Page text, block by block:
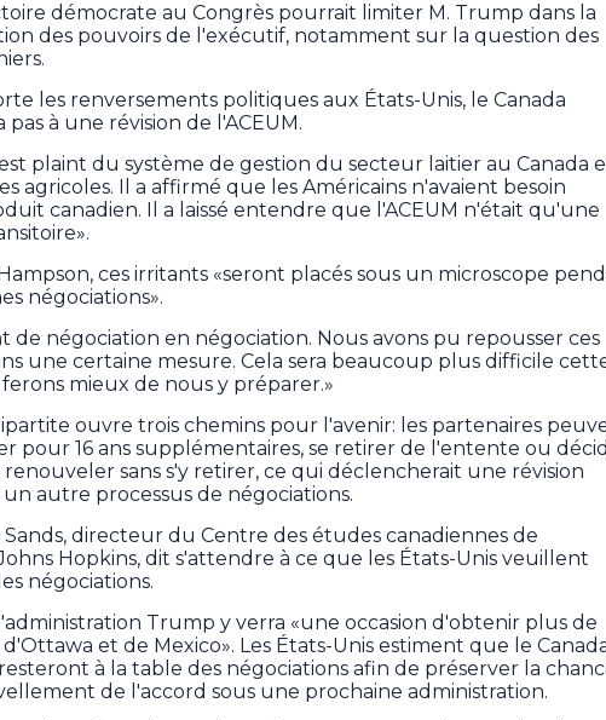
démocrate au Congrès pourrait limiter M. Trump dans la
des pouvoirs de l'exécutif, notamment sur la question des
les renversements politiques aux États-Unis, le Canada
pas à une révision de l'ACEUM.
plaint du système de gestion du secteur laitier au Canada
agricoles. Il a affirmé que les Américains n'avaient besoin
canadien. Il a laissé entendre que l'ACEUM n'était qu'une
ces irritants «seront placés sous un microscope
négociations».
de négociation en négociation. Nous avons pu repousser ces
une certaine mesure. Cela sera beaucoup plus difficile
ferons mieux de nous y préparer.»
ouvre trois chemins pour l'avenir: les partenaires
pour 16 ans supplémentaires, se retirer de l'entente ou
renouveler sans s'y retirer, ce qui déclencherait une révision
autre processus de négociations.
directeur du Centre des études canadiennes de
Hopkins, dit s'attendre à ce que les États-Unis veuillent
négociations.
Trump y verra «une occasion d'obtenir plus de
d'Ottawa et de Mexico». Les États-Unis estiment que le
à la table des négociations afin de préserver la
de l'accord sous une prochaine administration.